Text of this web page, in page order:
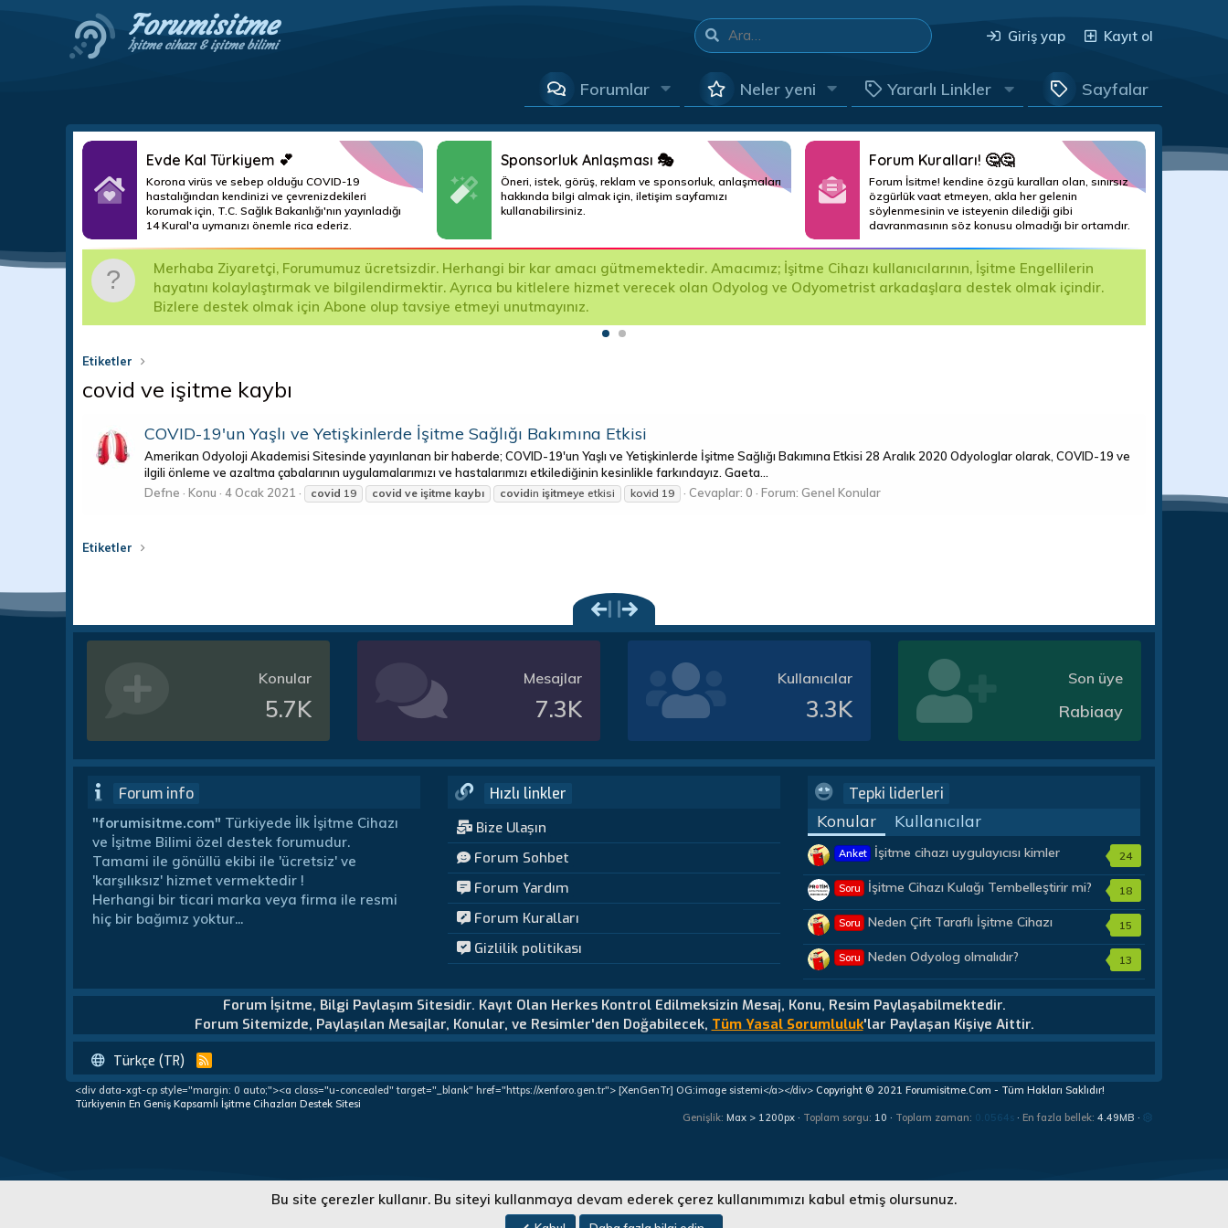
Forumisitme
İşitme cihazı & işitme bilimi
Giriş yap Kayıt ol
Forumlar Neler yeni Yararlı Linkler Sayfalar
Evde Kal Türkiyem 💕
Korona virüs ve sebep olduğu COVID-19
hastalığından kendinizi ve çevrenizdekileri
korumak için, T.C. Sağlık Bakanlığı'nın yayınladığı
14 Kural'a uymanızı önemle rica ederiz.
Sponsorluk Anlaşması 🎭
Öneri, istek, görüş, reklam ve sponsorluk, anlaşmaları
hakkında bilgi almak için, iletişim sayfamızı
kullanabilirsiniz.
Forum Kuralları! 🤔🤔
Forum İsitme! kendine özgü kuralları olan, sınırsız
özgürlük vaat etmeyen, akla her gelenin
söylenmesinin ve isteyenin dilediği gibi
davranmasının söz konusu olmadığı bir ortamdır.
Merhaba Ziyaretçi, Forumumuz ücretsizdir. Herhangi bir kar amacı gütmemektedir. Amacımız; İşitme Cihazı kullanıcılarının, İşitme Engellilerin
hayatını kolaylaştırmak ve bilgilendirmektir. Ayrıca bu kitlelere hizmet verecek olan Odyolog ve Odyometrist arkadaşlara destek olmak içindir.
Bizlere destek olmak için Abone olup tavsiye etmeyi unutmayınız.
Etiketler
covid ve işitme kaybı
COVID-19'un Yaşlı ve Yetişkinlerde İşitme Sağlığı Bakımına Etkisi
Amerikan Odyoloji Akademisi Sitesinde yayınlanan bir haberde; COVID-19'un Yaşlı ve Yetişkinlerde İşitme Sağlığı Bakımına Etkisi 28 Aralık 2020 Odyologlar olarak, COVID-19 ve
ilgili önleme ve azaltma çabalarının uygulamalarımızı ve hastalarımızı etkilediğinin kesinlikle farkındayız. Gaeta...
Defne
Konu 4 Ocak 2021 covid 19 covid ve işitme kaybı covidin işitmeye etkisi kovid 19 Cevaplar: 0 Forum: Genel Konular
Etiketler
Konular
5.7K
Mesajlar
7.3K
Kullanıcılar
3.3K
Son üye
Rabiaay
Forum info
"forumisitme.com" Türkiyede İlk İşitme Cihazı
ve İşitme Bilimi özel destek forumudur.
Tamami ile gönüllü ekibi ile 'ücretsiz' ve
'karşılıksız' hizmet vermektedir !
Herhangi bir ticari marka veya firma ile resmi
hiç bir bağımız yoktur...
Hızlı linkler
Bize Ulaşın
Forum Sohbet
Forum Yardım
Forum Kuralları
Gizlilik politikası
Tepki liderleri
Konular Kullanıcılar
Anket
İşitme cihazı uygulayıcısı kimler
24
Soru İşitme Cihazı Kulağı Tembelleştirir mi? 18
Soru
Neden Çift Taraflı İşitme Cihazı
15
Soru Neden Odyolog olmalıdır? 13
Forum İşitme, Bilgi Paylaşım Sitesidir. Kayıt Olan Herkes Kontrol Edilmeksizin Mesaj, Konu, Resim Paylaşabilmektedir.
Forum Sitemizde, Paylaşılan Mesajlar, Konular, ve Resimler'den Doğabilecek, Tüm Yasal Sorumluluk'lar Paylaşan Kişiye Aittir.
Türkçe (TR)
R
S
S
<div data-xgt-cp style="margin: 0 auto;"><a class="u-concealed" target="_blank" href="https://xenforo.gen.tr"> [XenGenTr] OG:image sistemi</a></div> Copyright © 2021 Forumisitme.Com - Tüm Hakları Saklıdır!
Türkiyenin En Geniş Kapsamlı İşitme Cihazları Destek Sitesi
Genişlik Toplam sorgu 10 Toplam zaman 0.0564s En fazla bellek 4.49MB
Bu site çerezler kullanır. Bu siteyi kullanmaya devam ederek çerez kullanımımızı kabul etmiş olursunuz.